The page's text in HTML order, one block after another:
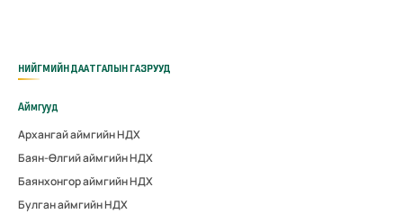
НИЙГМИЙН ДААТГАЛЫН ГАЗРУУД
Аймгууд
Архангай аймгийн НДХ
Баян-Өлгий аймгийн НДХ
Баянхонгор аймгийн НДХ
Булган аймгийн НДХ